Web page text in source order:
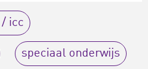
icc
speciaal onderwijs